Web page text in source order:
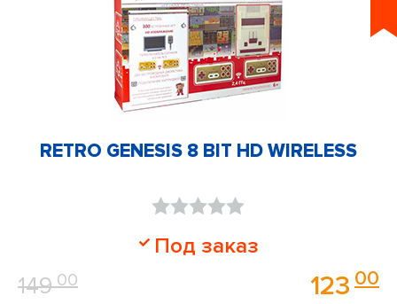
RETRO GENESIS 8 BIT HD WIRELESS
Под заказ
149 00 123 00